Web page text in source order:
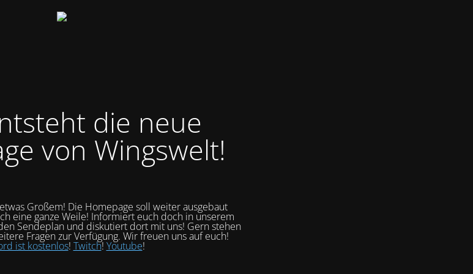
die neue
von Wingswelt!
Großem! Die Homepage soll weiter ausgebaut
eine ganze Weile! Informiert euch doch in unserem
Sendeplan und diskutiert dort mit uns! Gern stehen
Fragen zur Verfügung. Wir freuen uns auf euch!
ist kostenlos! Twitch! Youtube!